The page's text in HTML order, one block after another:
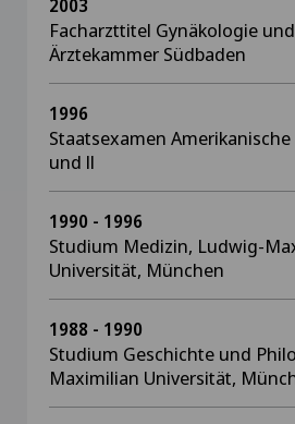
2003
Facharzttitel Gynäkologie
Ärztekammer Südbaden
1996
Staatsexamen
und ll
1990 - 1996
Studium Medizin, Ludwig-
Universität, München
1988 - 1990
Studium Geschichte und
Maximilian Universität,